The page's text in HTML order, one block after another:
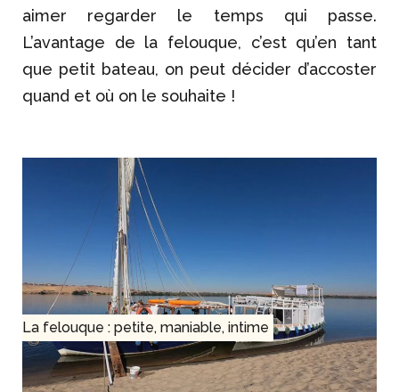
aimer regarder le temps qui passe.
L’avantage de la felouque, c’est qu’en tant
que petit bateau, on peut décider d’accoster
quand et où on le souhaite !
La felouque : petite, maniable, intime